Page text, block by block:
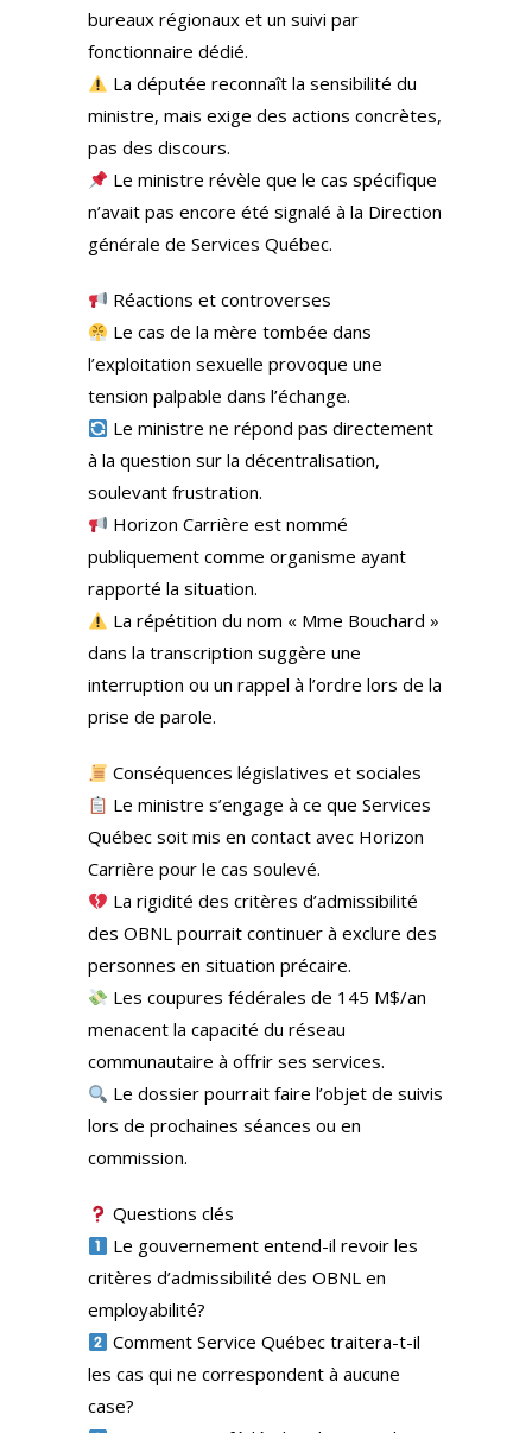
bureaux régionaux et un suivi par
fonctionnaire dédié.
La députée reconnaît la sensibilité du
ministre, mais exige des actions concrètes,
pas des discours.
Le ministre révèle que le cas spécifique
n’avait pas encore été signalé à la Direction
générale de Services Québec.
Réactions et controverses
Le cas de la mère tombée dans
l’exploitation sexuelle provoque une
tension palpable dans l’échange.
Le ministre ne répond pas directement
à la question sur la décentralisation,
soulevant frustration.
Horizon Carrière est nommé
publiquement comme organisme ayant
rapporté la situation.
La répétition du nom « Mme Bouchard »
dans la transcription suggère une
interruption ou un rappel à l’ordre lors de la
prise de parole.
Conséquences législatives et sociales
Le ministre s’engage à ce que Services
Québec soit mis en contact avec Horizon
Carrière pour le cas soulevé.
La rigidité des critères d’admissibilité
des OBNL pourrait continuer à exclure des
personnes en situation précaire.
Les coupures fédérales de 145 M$/an
menacent la capacité du réseau
communautaire à offrir ses services.
Le dossier pourrait faire l’objet de suivis
lors de prochaines séances ou en
commission.
Questions clés
Le gouvernement entend-il revoir les
critères d’admissibilité des OBNL en
employabilité?
Comment Service Québec traitera-t-il
les cas qui ne correspondent à aucune
case?